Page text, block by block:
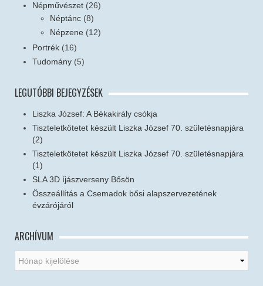
Népművészet (26)
Néptánc (8)
Népzene (12)
Portrék (16)
Tudomány (5)
LEGUTÓBBI BEJEGYZÉSEK
Liszka József: A Békakirály csókja
Tiszteletkötetet készült Liszka József 70. születésnapjára
(2)
Tiszteletkötetet készült Liszka József 70. születésnapjára
(1)
SLA 3D íjászverseny Bősön
Összeállítás a Csemadok bősi alapszervezetének
évzárójáról
ARCHÍVUM